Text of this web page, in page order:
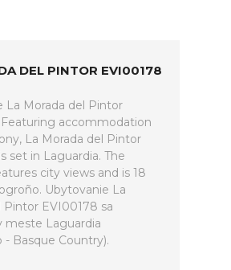
DEL PINTOR EVI00178
La Morada del Pintor
accommodation
La Morada del Pintor
set in Laguardia. The
city views and is 18
Ubytovanie La
Pintor EVI00178 sa
meste Laguardia
- Basque Country).